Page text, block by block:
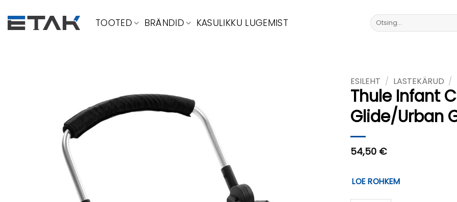
to
content
TOOTED BRÄNDID KASULIKKU LUGEMIST Otsi:
ESILEHT / LASTEKÄRUD /
Thule Infant
Glide/Urban
54,50 €
LOE ROHKEM